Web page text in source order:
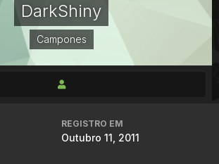
DarkShiny
Campones
REGISTRO EM
Outubro 11, 2011